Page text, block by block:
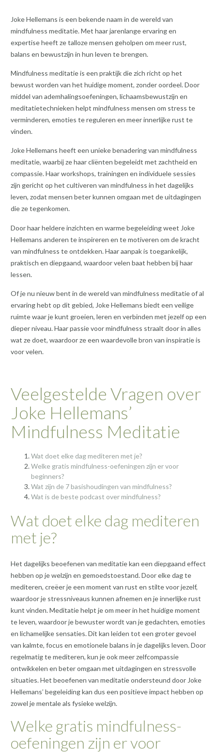
Joke Hellemans is een bekende naam in de wereld van
mindfulness meditatie. Met haar jarenlange ervaring en
expertise heeft ze talloze mensen geholpen om meer rust,
balans en bewustzijn in hun leven te brengen.
Mindfulness meditatie is een praktijk die zich richt op het
bewust worden van het huidige moment, zonder oordeel. Door
middel van ademhalingsoefeningen, lichaamsbewustzijn en
meditatietechnieken helpt mindfulness mensen om stress te
verminderen, emoties te reguleren en meer innerlijke rust te
vinden.
Joke Hellemans heeft een unieke benadering van mindfulness
meditatie, waarbij ze haar cliënten begeleidt met zachtheid en
compassie. Haar workshops, trainingen en individuele sessies
zijn gericht op het cultiveren van mindfulness in het dagelijks
leven, zodat mensen beter kunnen omgaan met de uitdagingen
die ze tegenkomen.
Door haar heldere inzichten en warme begeleiding weet Joke
Hellemans anderen te inspireren en te motiveren om de kracht
van mindfulness te ontdekken. Haar aanpak is toegankelijk,
praktisch en diepgaand, waardoor velen baat hebben bij haar
lessen.
Of je nu nieuw bent in de wereld van mindfulness meditatie of al
ervaring hebt op dit gebied, Joke Hellemans biedt een veilige
ruimte waar je kunt groeien, leren en verbinden met jezelf op een
dieper niveau. Haar passie voor mindfulness straalt door in alles
wat ze doet, waardoor ze een waardevolle bron van inspiratie is
voor velen.
Veelgestelde Vragen over
Joke Hellemans’
Mindfulness Meditatie
Wat doet elke dag mediteren met je?
Welke gratis mindfulness-oefeningen zijn er voor
beginners?
Wat zijn de 7 basishoudingen van mindfulness?
Wat is de beste podcast over mindfulness?
Wat doet elke dag mediteren
met je?
Het dagelijks beoefenen van meditatie kan een diepgaand effect
hebben op je welzijn en gemoedstoestand. Door elke dag te
mediteren, creëer je een moment van rust en stilte voor jezelf,
waardoor je stressniveaus kunnen afnemen en je innerlijke rust
kunt vinden. Meditatie helpt je om meer in het huidige moment
te leven, waardoor je bewuster wordt van je gedachten, emoties
en lichamelijke sensaties. Dit kan leiden tot een groter gevoel
van kalmte, focus en emotionele balans in je dagelijks leven. Door
regelmatig te mediteren, kun je ook meer zelfcompassie
ontwikkelen en beter omgaan met uitdagingen en stressvolle
situaties. Het beoefenen van meditatie ondersteund door Joke
Hellemans’ begeleiding kan dus een positieve impact hebben op
zowel je mentale als fysieke welzijn.
Welke gratis mindfulness-
oefeningen zijn er voor